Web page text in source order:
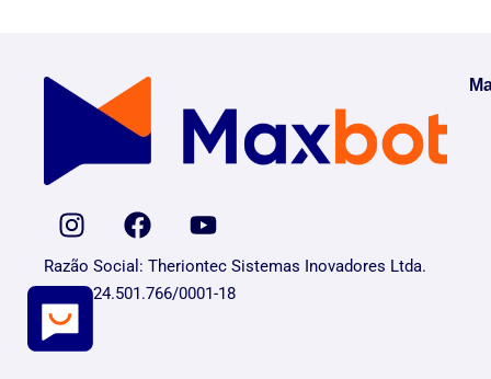
Razão Social: Theriontec Sistemas Inovadores Ltda.
CNPJ: 24.501.766/0001-18